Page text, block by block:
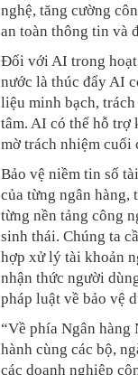
nghệ, tăng cường
an toàn thông tin và
Đối với AI trong hoạt
nước là thúc đẩy AI
liệu minh bạch,
tâm. AI có thể hỗ trợ
mờ trách nhiệm cuối
Bảo vệ niềm tin số
của từng ngân
từng nền tảng công
sinh thái. Chúng ta
hợp xử lý tài khoản
nhận thức người
pháp luật về bảo vệ
“Về phía Ngân hàng
hành cùng các bộ,
các doanh nghiệp